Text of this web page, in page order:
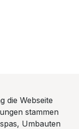
die Webseite
stammen
Umbauten